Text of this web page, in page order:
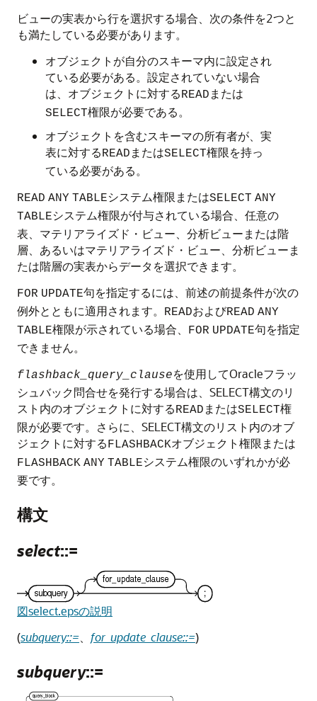
ビューの実表から行を選択する場合、次の条件を2つと
も満たしている必要があります。
オブジェクトが自分のスキーマ内に設定され
ている必要がある。設定されていない場合
は、オブジェクトに対するREAD または
SELECT権限が必要である。
オブジェクトを含むスキーマの所有者が、実
表に対するREAD またはSELECT権限を持っ
ている必要がある。
READ ANY TABLEシステム権限またはSELECT ANY
TABLEシステム権限が付与されている場合、任意の
表、マテリアライズド・ビュー、分析ビューまたは階
層、あるいはマテリアライズド・ビュー、分析ビューま
たは階層の実表からデータを選択できます。
FOR UPDATE句を指定するには、前述の前提条件が次の
例外とともに適用されます。
READおよびREAD ANY
TABLE権限が示されている場合、 FOR UPDATE句を指定
できません。
flashback_query_clauseを使用してOracleフラッ
シュバック問合せを発行する場合は、SELECT構文のリ
スト内のオブジェクトに対するREAD またはSELECT権
限が必要です。さらに、SELECT構文のリスト内のオブ
ジェクトに対するFLASHBACKオブジェクト権限または
FLASHBACK ANY TABLEシステム権限のいずれかが必
要です。
構文
select::=
図select.epsの説明
(subquery::= for_update_clause::=)
subquery::=